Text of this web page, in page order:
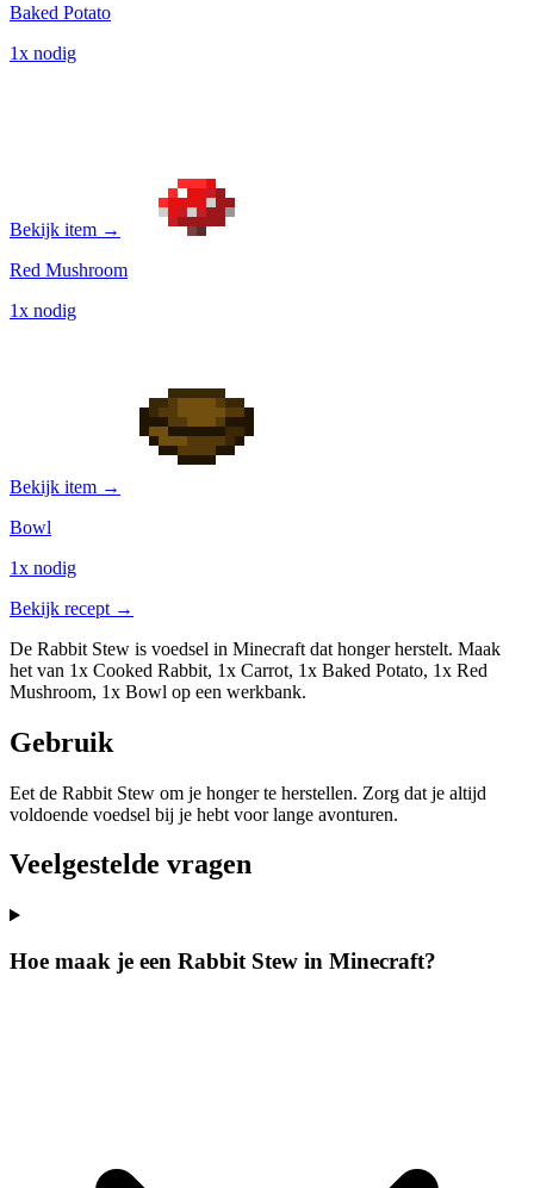
Baked Potato
1x nodig
Bekijk item →
Red Mushroom
1x nodig
Bekijk item →
Bowl
1x nodig
Bekijk recept →
De Rabbit Stew is voedsel in Minecraft dat honger herstelt. Maak
het van 1x Cooked Rabbit, 1x Carrot, 1x Baked Potato, 1x Red
Mushroom, 1x Bowl op een werkbank.
Gebruik
Eet de Rabbit Stew om je honger te herstellen. Zorg dat je altijd
voldoende voedsel bij je hebt voor lange avonturen.
Veelgestelde vragen
Hoe maak je een Rabbit Stew in Minecraft?